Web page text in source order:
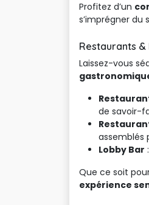
Profitez d’un
s’imprégner
Restaurants &
Laissez-vous
de savoir-
assemblés
Lobby Bar
Que ce soit
expérience